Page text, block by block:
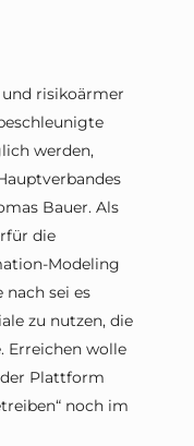
risikoärmer
werden,
Bauer. Als
die
Modeling
nach sei es
zu nutzen, die
Erreichen wolle
Plattform
noch im